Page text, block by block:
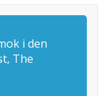
i den
The